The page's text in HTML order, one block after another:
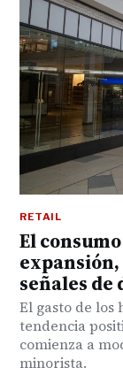
RETAIL
El
señales de
El gasto de los
tendencia
comienza a
minorista.